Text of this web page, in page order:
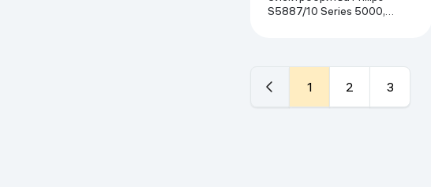
S5887/10 Series 5000,
1 2 3